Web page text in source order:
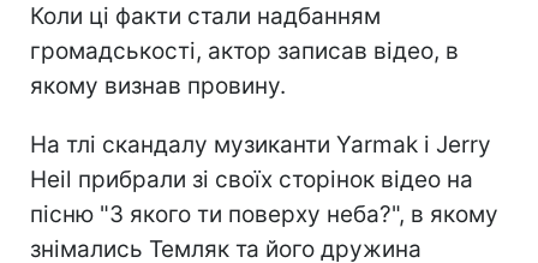
Коли ці факти стали надбанням
громадськості, актор записав відео, в
якому визнав провину.
На тлі скандалу музиканти Yarmak і Jerry
Heil прибрали зі своїх сторінок відео на
пісню "З якого ти поверху неба?", в якому
знімались Темляк та його дружина